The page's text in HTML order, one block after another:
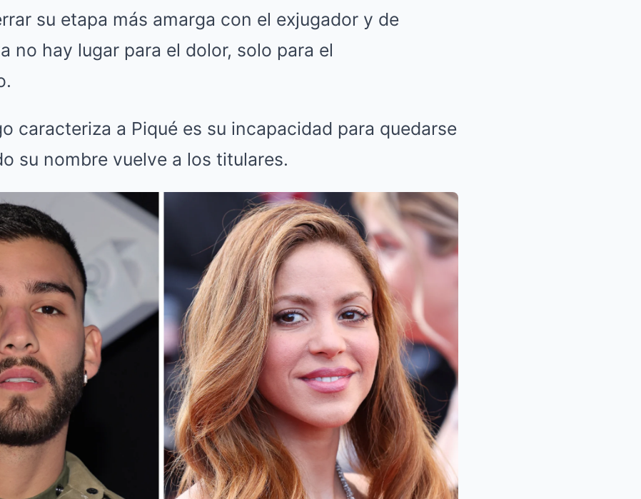
su etapa más amarga con el exjugador y de
no hay lugar para el dolor, solo para el
caracteriza a Piqué es su incapacidad para quedarse
su nombre vuelve a los titulares.